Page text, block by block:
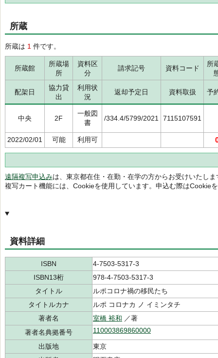
所蔵
所蔵は 1 件です。
所蔵館
所蔵場
所
資料区
分
請求記号 資料コード
所
配架日
協力貸
出
利用状
況
返却予定日 資料取扱 予
中央 2F
一般図
書
/334.4/5799/2021 7115107591
2022/02/01 可能 利用可
遠隔複写申込みは、東京都在住・在勤・在学の方からお受けいたしま
複写カート機能には、Cookieを使用しています。申込む際はCookie
資料詳細
ISBN
4-7503-5317-3
ISBN13桁
978-4-7503-5317-3
タイトル
ルポコロナ禍の移民たち
タイトルカナ
ルポ コロナカ ノ イミンタチ
著者名
室橋 裕和 ／著
著者名典拠番号
110003869860000
出版地
東京